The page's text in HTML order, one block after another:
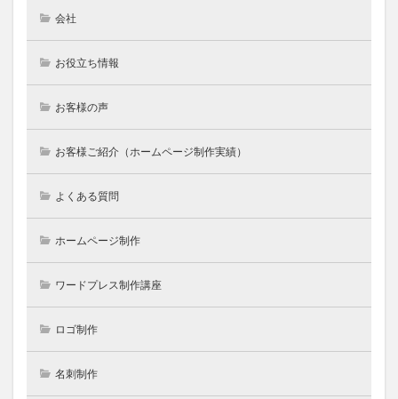
会社
お役立ち情報
お客様の声
お客様ご紹介（ホームページ制作実績）
よくある質問
ホームページ制作
ワードプレス制作講座
ロゴ制作
名刺制作